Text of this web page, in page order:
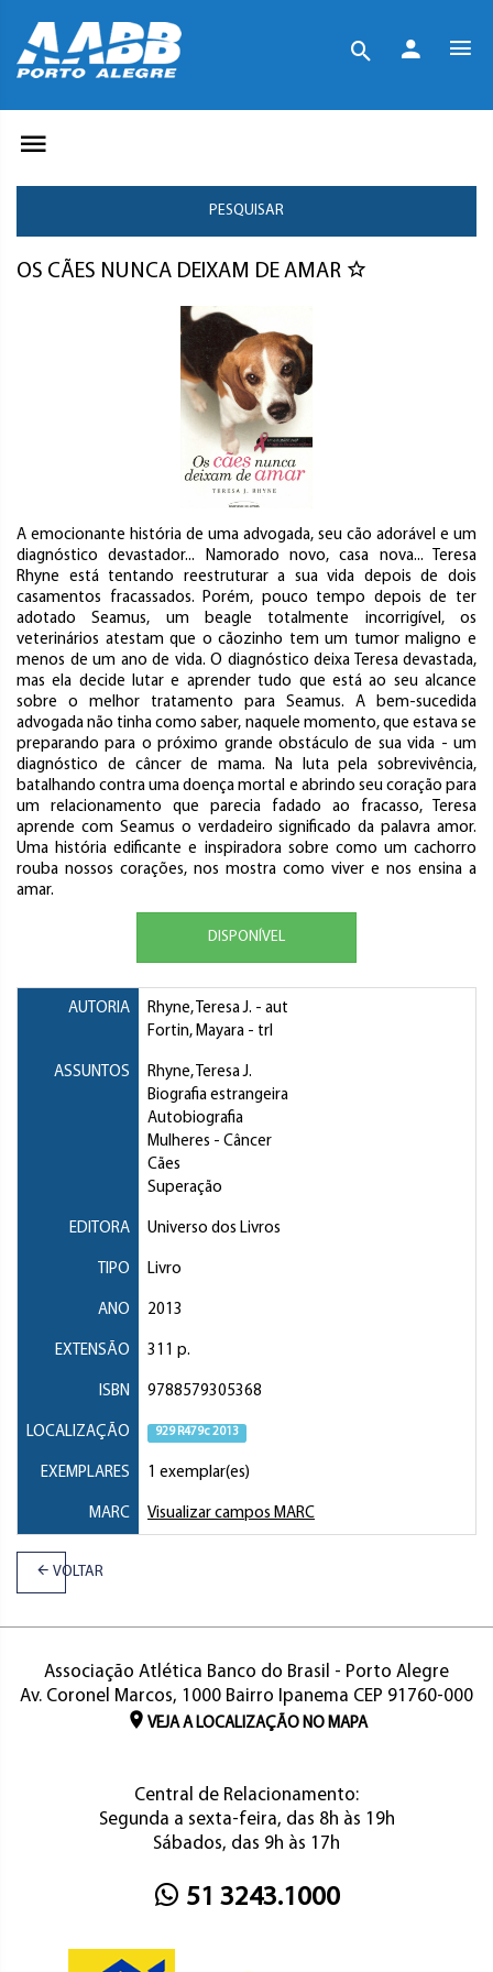
PESQUISAR
OS CÃES NUNCA DEIXAM DE AMAR
A emocionante história de uma advogada, seu cão adorável e um
diagnóstico devastador... Namorado novo, casa nova... Teresa
Rhyne está tentando reestruturar a sua vida depois de dois
casamentos fracassados. Porém, pouco tempo depois de ter
adotado Seamus, um beagle totalmente incorrigível, os
veterinários atestam que o cãozinho tem um tumor maligno e
menos de um ano de vida. O diagnóstico deixa Teresa devastada,
mas ela decide lutar e aprender tudo que está ao seu alcance
sobre o melhor tratamento para Seamus. A bem-sucedida
advogada não tinha como saber, naquele momento, que estava se
preparando para o próximo grande obstáculo de sua vida - um
diagnóstico de câncer de mama. Na luta pela sobrevivência,
batalhando contra uma doença mortal e abrindo seu coração para
um relacionamento que parecia fadado ao fracasso, Teresa
aprende com Seamus o verdadeiro significado da palavra amor.
Uma história edificante e inspiradora sobre como um cachorro
rouba nossos corações, nos mostra como viver e nos ensina a
amar.
DISPONÍVEL
AUTORIA Rhyne, Teresa J. - aut
Fortin, Mayara - trl
ASSUNTOS
Rhyne, Teresa J.
Biografia estrangeira
Autobiografia
Mulheres - Câncer
Cães
Superação
EDITORA Universo dos Livros
TIPO Livro
ANO 2013
EXTENSÃO 311 p.
ISBN 9788579305368
LOCALIZAÇÃO 929 R479c 2013
EXEMPLARES 1 exemplar(es)
MARC Visualizar campos MARC
VOLTAR
Associação Atlética Banco do Brasil - Porto Alegre
Av. Coronel Marcos, 1000 Bairro Ipanema CEP 91760-000
VEJA A LOCALIZAÇÃO NO MAPA
Central de Relacionamento:
Segunda a sexta-feira, das 8h às 19h
Sábados, das 9h às 17h
51 3243.1000